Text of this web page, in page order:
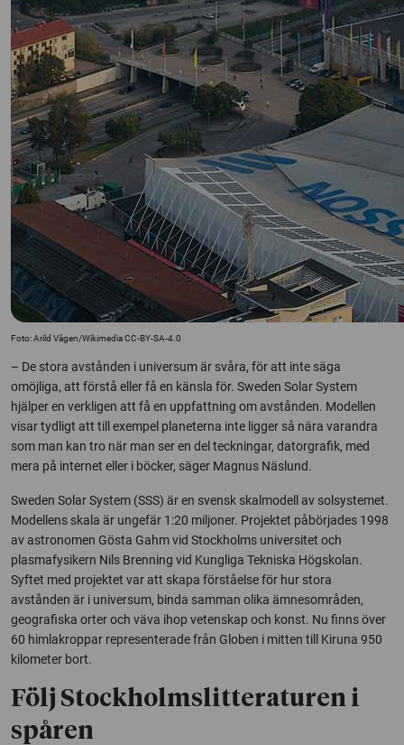
Foto: Arild Vågen/Wikimedia CC-BY-SA-4.0
– De stora avstånden i universum är svåra, för att inte säga
omöjliga, att förstå eller få en känsla för. Sweden Solar System
hjälper en verkligen att få en uppfattning om avstånden. Modellen
visar tydligt att till exempel planeterna inte ligger så nära varandra
som man kan tro när man ser en del teckningar, datorgrafik, med
mera på internet eller i böcker, säger Magnus Näslund.
Sweden Solar System (SSS) är en svensk skalmodell av solsystemet.
Modellens skala är ungefär 1:20 miljoner. Projektet påbörjades 1998
av astronomen Gösta Gahm vid Stockholms universitet och
plasmafysikern Nils Brenning vid Kungliga Tekniska Högskolan.
Syftet med projektet var att skapa förståelse för hur stora
avstånden är i universum, binda samman olika ämnesområden,
geografiska orter och väva ihop vetenskap och konst. Nu finns över
60 himlakroppar representerade från Globen i mitten till Kiruna 950
kilometer bort.
Följ Stockholmslitteraturen i
spåren